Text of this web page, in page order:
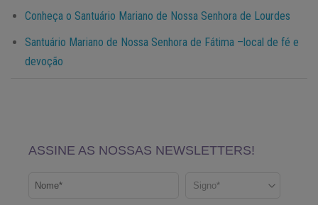
Conheça o Santuário Mariano de Nossa Senhora de Lourdes
Santuário Mariano de Nossa Senhora de Fátima –local de fé e
devoção